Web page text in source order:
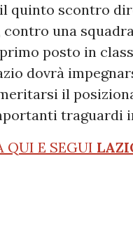
quinto scontro
una
posto in
dovrà
il
traguardi
QUI E SEGUI